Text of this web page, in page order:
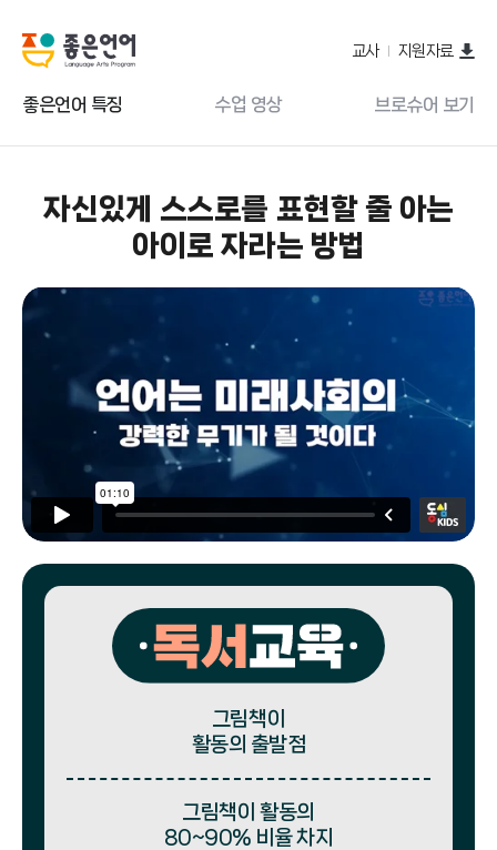
교사 지원자료
좋은언어 특징 수업 영상 브로슈어 보기
자신있게 스스로를 표현할 줄 아는
아이로 자라는 방법
그림책이
활동의 출발점
그림책이 활동의
80~90% 비율 차지